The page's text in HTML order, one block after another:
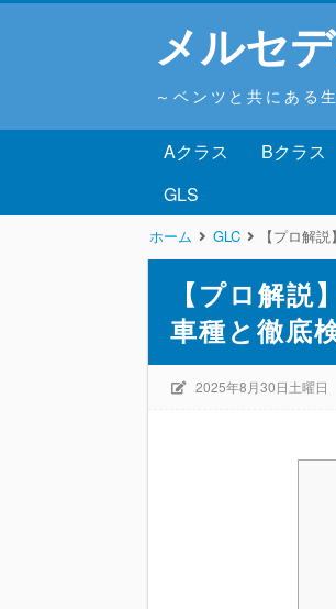
メルセ
～ベンツと共にある
Aクラス Bクラス
GLS
ホーム GLC 【プロ解
【プロ解
車種と徹底
2025年8月30日土曜日